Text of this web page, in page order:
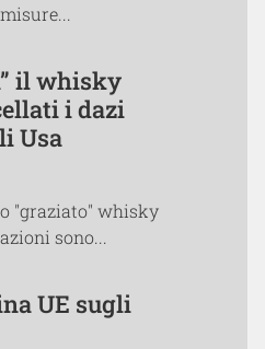
il whisky
i dazi
Usa
"graziato" whisky
sono...
UE sugli